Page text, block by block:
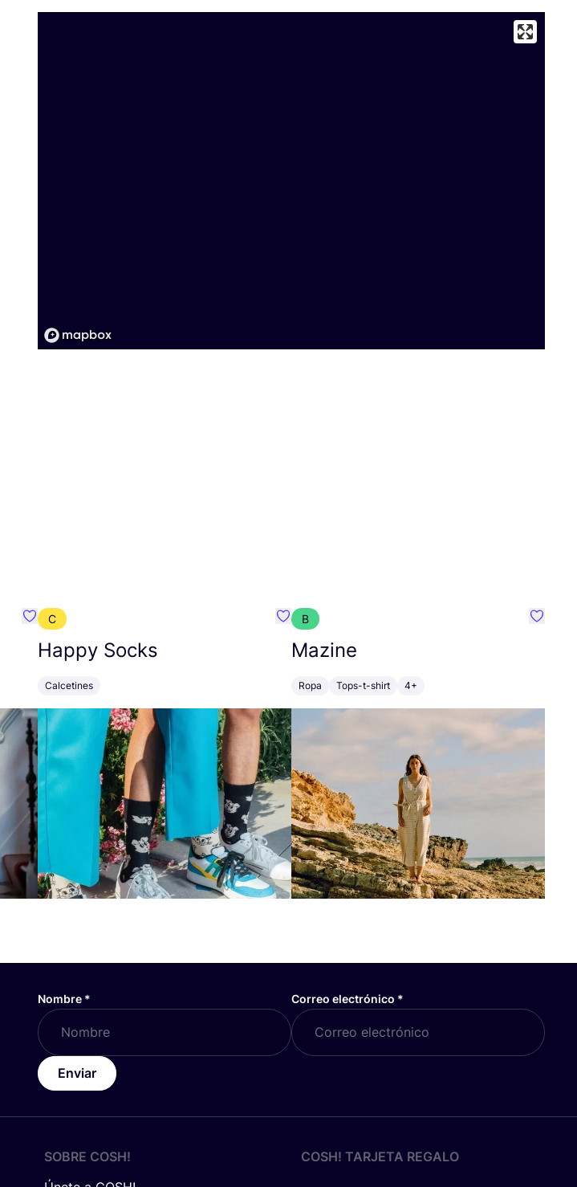
Favoritos {nombre}
C
Happy Socks
Calcetines
Favoritos {nombre}
B
Mazine
Ropa Tops-t-shirt 4+
Nombre * Correo electrónico *
Enviar
SOBRE COSH!
COSH! TARJETA REGALO